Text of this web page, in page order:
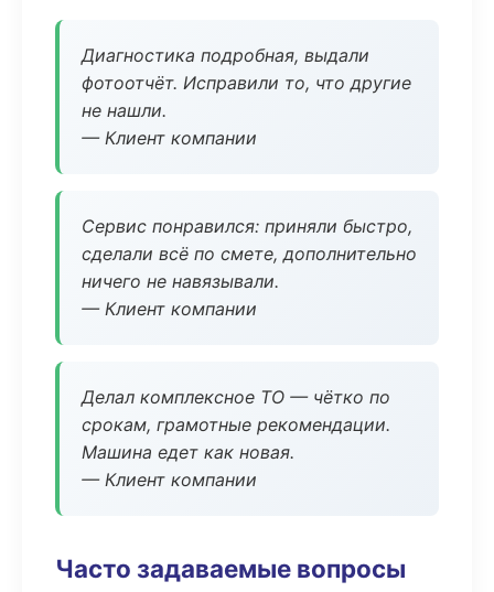
Диагностика подробная, выдали
фотоотчёт. Исправили то, что другие
не нашли.
— Клиент компании
Сервис понравился: приняли быстро,
сделали всё по смете, дополнительно
ничего не навязывали.
— Клиент компании
Делал комплексное ТО — чётко по
срокам, грамотные рекомендации.
Машина едет как новая.
— Клиент компании
Часто задаваемые вопросы